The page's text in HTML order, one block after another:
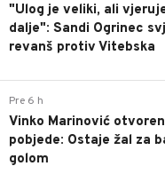
"Ulog je veliki, ali
dalje": Sandi Ogrinec
revanš protiv Vitebska
Pre 6 h
Vinko Marinović
pobjede: Ostaje žal za
golom